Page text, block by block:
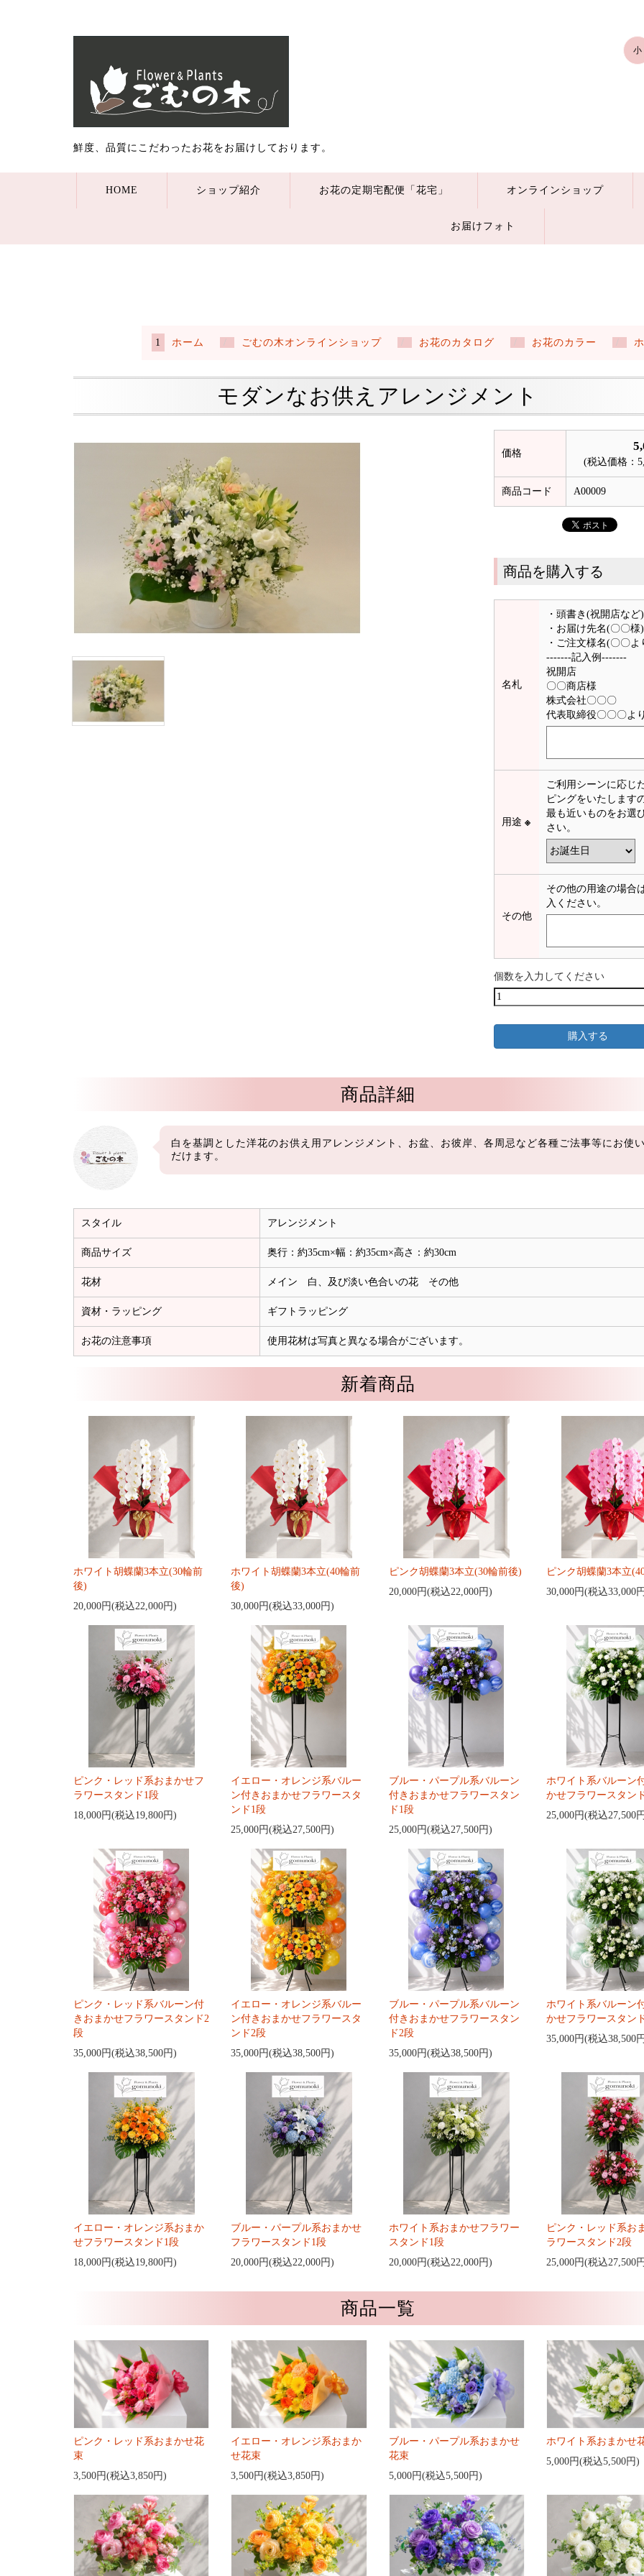
鮮度、品質にこだわったお花をお届けしております。
小
HOME ショップ紹介 お花の定期宅配便「花宅」 オンラインショップ
お届けフォト
ホーム ごむの木オンラインショップ お花のカタログ お花のカラー
モダンなお供えアレンジメント
価格
(税込価格：
商品コード A00009
商品を購入する
名札
・頭書き(祝開店など)
・お届け先名(〇〇様)
・ご注文様名(〇〇よ
-------記入例-------
祝開店
〇〇商店様
株式会社〇〇〇
代表取締役〇〇〇よ
用途 ※
ご利用シーンに応じ
ピングをいたします
最も近いものをお選
さい。
その他
その他の用途の場合
入ください。
個数を入力してください
商品詳細
白を基調とした洋花のお供え用アレンジメント、お盆、お彼岸、各周忌など各種ご法事等にお使
だけます。
スタイル アレンジメント
商品サイズ 奥行：約35cm×幅：約35cm×高さ：約30cm
花材 メイン 白、及び淡い色合いの花 その他
資材・ラッピング ギフトラッピング
お花の注意事項 使用花材は写真と異なる場合がございます。
新着商品
ホワイト胡蝶蘭3本立(30輪前
後)
20,000円(税込22,000円)
ホワイト胡蝶蘭3本立(40輪前
後)
30,000円(税込33,000円)
ピンク胡蝶蘭3本立(30輪前後)
20,000円(税込22,000円)
ピンク胡蝶蘭3本立
30,000円(税込33,000
ピンク・レッド系おまかせフ
ラワースタンド1段
18,000円(税込19,800円)
イエロー・オレンジ系バルー
ン付きおまかせフラワースタ
ンド1段
25,000円(税込27,500円)
ブルー・パープル系バルーン
付きおまかせフラワースタン
ド1段
25,000円(税込27,500円)
ホワイト系バルーン
かせフラワースタン
25,000円(税込27,500
ピンク・レッド系バルーン付
きおまかせフラワースタンド2
段
35,000円(税込38,500円)
イエロー・オレンジ系バルー
ン付きおまかせフラワースタ
ンド2段
35,000円(税込38,500円)
ブルー・パープル系バルーン
付きおまかせフラワースタン
ド2段
35,000円(税込38,500円)
ホワイト系バルーン
かせフラワースタン
35,000円(税込38,500
イエロー・オレンジ系おまか
せフラワースタンド1段
18,000円(税込19,800円)
ブルー・パープル系おまかせ
フラワースタンド1段
20,000円(税込22,000円)
ホワイト系おまかせフラワー
スタンド1段
20,000円(税込22,000円)
ピンク・レッド系お
ラワースタンド2段
25,000円(税込27,500
商品一覧
ピンク・レッド系おまかせ花
束
3,500円(税込3,850円)
イエロー・オレンジ系おまか
せ花束
3,500円(税込3,850円)
ブルー・パープル系おまかせ
花束
5,000円(税込5,500円)
ホワイト系おまかせ
5,000円(税込5,500円)